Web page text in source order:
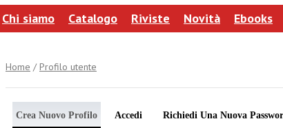
Chi siamo Catalogo Riviste Novità Ebooks
Home / Profilo utente
Crea Nuovo Profilo Accedi Richiedi Una Nuova